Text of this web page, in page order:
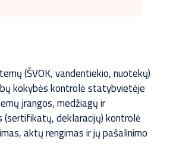
(ŠVOK, vandentiekio, nuotekų)
kokybės kontrolė statybvietėje
įrangos, medžiagų ir
(sertifikatų, deklaracijų) kontrolė
aktų rengimas ir jų pašalinimo